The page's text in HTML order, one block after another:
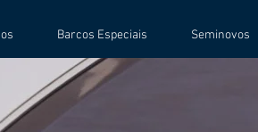
Barcos Especiais Seminovos